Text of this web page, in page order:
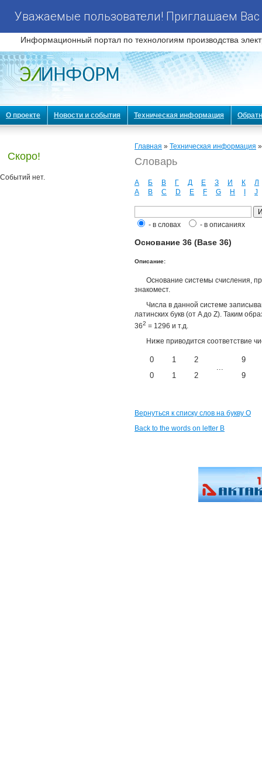
Уважаемые пользователи! Приглашаем
Информационный портал по технологиям производства
О проекте Новости и события Техническая информация
Скоро!
Событий нет.
Главная » Техническая информация
Словарь
А Б В Г Д Е З И К
Л
A
B C D E F G H J
- в словах - в описаниях
Основание 36 (Base 36)
Описание:
Основание системы счисления,
знакомест.
Числа в данной системе
латинских букв (от A до Z). Таким
362 = 1296 и т.д.
Ниже приводится соответствие
0 1
2
...
9
0
1 2 9
Вернуться к списку слов на букву О
Back to the words on letter B